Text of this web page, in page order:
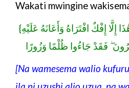
Wakati mwingine
{وَقَالَ الَّذِينَ كَفَرُوا إِنْ هَٰذَا إِلَّا إِفْكٌ افْتَرَاهُ وَأَعَانَهُ عَلَيْهِ
[Na wamesema walio